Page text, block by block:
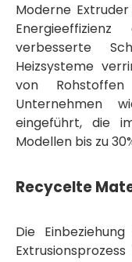
Moderne
verbesserte
Heizsysteme
von Rohstoffen
Unternehmen
eingeführt, die
Modellen bis zu
Recycelte
Die